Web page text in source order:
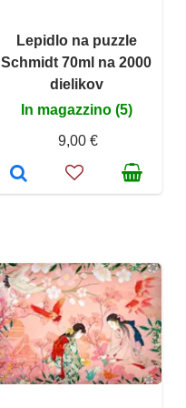
Lepidlo na puzzle
Schmidt 70ml na 2000
dielikov
In magazzino (5)
9,00 €